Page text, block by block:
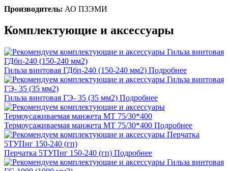
Производитель: АО ПЗЭМИ
Комплектующие и аксессуары
Гильза винтовая ГДбп-240 (150-240 мм2) Подробнее
Гильза винтовая ГЭ- 35 (35 мм2) Подробнее
Термоусаживаемая манжета МТ 75/30*400 Подробнее
Перчатка 5ТУПнг 150-240 (гп) Подробнее